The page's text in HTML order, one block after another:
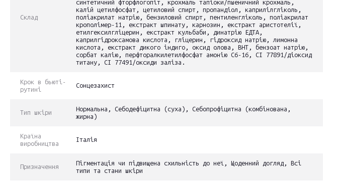
Склад
синтетичний фторфлогопіт, крохмаль тапіоки/пшеничний крохмаль,
калій цетилфосфат, цетиловий спирт, пропандіол, каприлілгліколь,
поліакрилат натрію, бензиловий спирт, пентиленгліколь, поліакрилат
крополімер-11, екстракт шпинату, карнозин, екстракт аристотелії,
етилгексилгліцерин, екстракт кульбаби, динатрію ЕДТА,
каприлгідроксамова кислота, гліцерин, гідроксид натрію, лимонна
кислота, екстракт дикого індиго, оксид олова, BHT, бензоат натрію,
сорбат калію, перфторалкилетилфосфат амонію C6-16, CI 77891/діоксид
титану, CI 77491/оксиди заліза.
Крок в бьюті-
рутині
Сонцезахист
Тип шкіри
Нормальна, Себодефіцитна (суха), Себопрофіцитна (комбінована,
жирна)
Країна
виробництва
Італія
Призначення
Пігментація чи підвищена схильність до неї, Щоденний догляд, Всі
типи та стани шкіри